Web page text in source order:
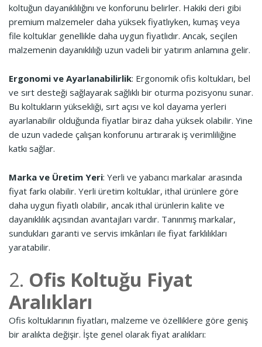
koltuğun dayanıklılığını ve konforunu belirler. Hakiki deri gibi
premium malzemeler daha yüksek fiyatlıyken, kumaş veya
file koltuklar genellikle daha uygun fiyatlıdır. Ancak, seçilen
malzemenin dayanıklılığı uzun vadeli bir yatırım anlamına gelir.
Ergonomi ve Ayarlanabilirlik: Ergonomik ofis koltukları, bel
ve sırt desteği sağlayarak sağlıklı bir oturma pozisyonu sunar.
Bu koltukların yüksekliği, sırt açısı ve kol dayama yerleri
ayarlanabilir olduğunda fiyatlar biraz daha yüksek olabilir. Yine
de uzun vadede çalışan konforunu artırarak iş verimliliğine
katkı sağlar.
Marka ve Üretim Yeri: Yerli ve yabancı markalar arasında
fiyat farkı olabilir. Yerli üretim koltuklar, ithal ürünlere göre
daha uygun fiyatlı olabilir, ancak ithal ürünlerin kalite ve
dayanıklılık açısından avantajları vardır. Tanınmış markalar,
sundukları garanti ve servis imkânları ile fiyat farklılıkları
yaratabilir.
2. Ofis Koltuğu Fiyat
Aralıkları
Ofis koltuklarının fiyatları, malzeme ve özelliklere göre geniş
bir aralıkta değişir. İşte genel olarak fiyat aralıkları: